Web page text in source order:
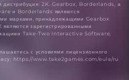
2K. Gearbox, Borderlands, а
и Borderlands являются
марками, принадлежащими Gearbox
зарегистрированными
Take-Two Interactive Software,
с условиями лицензионного
https://www.take2games.com/eula/ru